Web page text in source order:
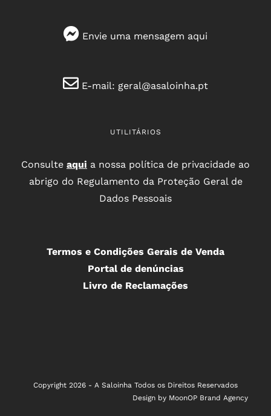
Envie uma mensagem aqui
E-mail: geral@asaloinha.pt
UTILITÁRIOS
Consulte aqui a nossa política de privacidade ao
abrigo do Regulamento da Proteção Geral de
Dados Pessoais
Termos e Condições Gerais de Venda
Portal de denúncias
Livro de Reclamações
Copyright 2026 - A Saloinha Todos os Direitos Reservados
Design by MoonOP Brand Agency